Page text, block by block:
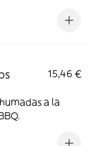
15,46 €
a la